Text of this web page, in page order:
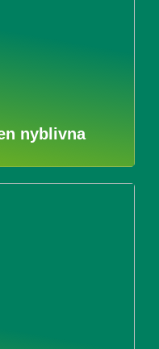
nyblivna